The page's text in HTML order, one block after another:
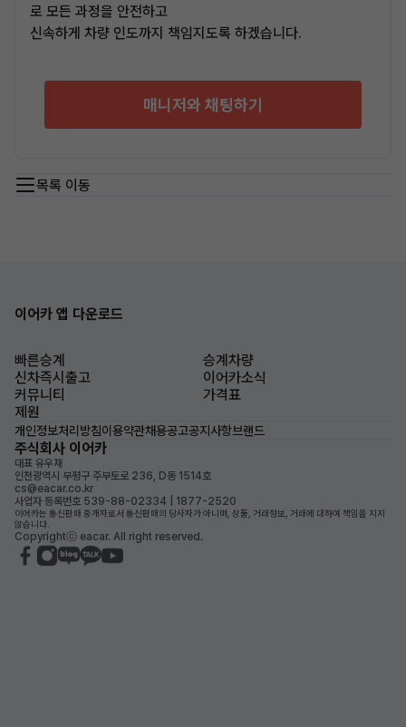
로 모든 과정을 안전하고
신속하게 차량 인도까지 책임지도록 하겠습니다.
매니저와 채팅하기
목록 이동
이어카 앱 다운로드
빠른승계
승계차량
신차즉시출고
이어카소식
커뮤니티
가격표
제원
개인정보처리방침이용약관채용공고공지사항브랜드
주식회사 이어카
대표 유우재
인천광역시 부평구 주부토로 236, D동 1514호
cs@eacar.co.kr
사업자 등록번호 539-88-02334 | 1877-2520
이어카는 통신판매 중개자로서 통신판매의 당사자가 아니며, 상품, 거래정보, 거래에 대하여 책임을 지지
않습니다.
Copyrightⓒ eacar. All right reserved.